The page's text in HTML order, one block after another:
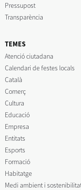
Pressupost
Transparència
TEMES
Atenció ciutadana
Calendari de festes locals
Català
Comerç
Cultura
Educació
Empresa
Entitats
Esports
Formació
Habitatge
Medi ambient i